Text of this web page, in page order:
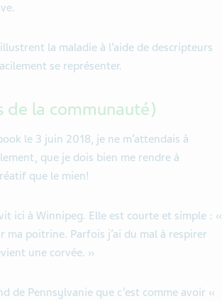
la maladie à l’aide de descripteurs
se représenter.
de la communauté)
le 3 juin 2018, je ne m’attendais à
que je dois bien me rendre à
que le mien!
ici à Winnipeg. Elle est courte et simple : «
ma poitrine. Parfois j’ai du mal à respirer
une corvée. »
de Pennsylvanie que c’est comme avoir «